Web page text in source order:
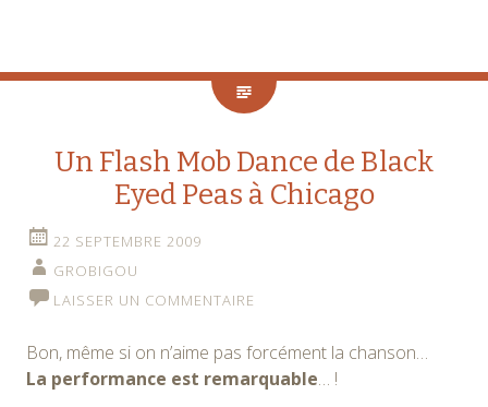
Un Flash Mob Dance de Black
Eyed Peas à Chicago
22 SEPTEMBRE 2009
GROBIGOU
LAISSER UN COMMENTAIRE
Bon, même si on n’aime pas forcément la chanson…
La performance est remarquable… !